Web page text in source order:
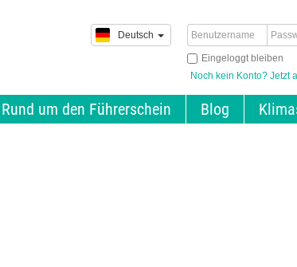
Eingeloggt bleiben
Noch kein Konto? Jetzt
Deutsch
Rund um den Führerschein Blog